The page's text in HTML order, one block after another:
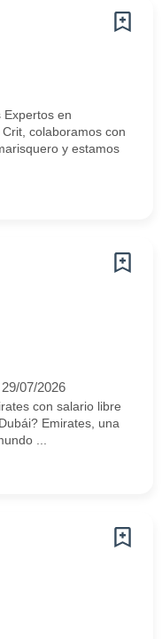
Expertos en
colaboramos con
y estamos
29/07/2026
con salario libre
Emirates, una
...